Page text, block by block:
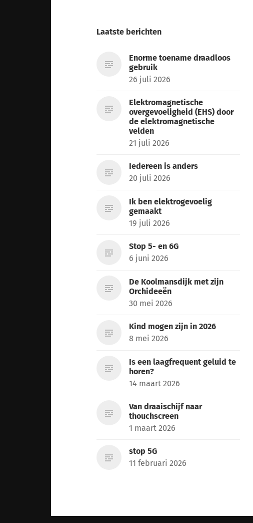
Laatste berichten
Enorme toename draadloos
gebruik
26 juli 2026
Elektromagnetische
overgevoeligheid (EHS) door
de elektromagnetische
velden
21 juli 2026
Iedereen is anders
20 juli 2026
Ik ben elektrogevoelig
gemaakt
19 juli 2026
Stop 5- en 6G
6 juni 2026
De Koolmansdijk met zijn
Orchideeën
30 mei 2026
Kind mogen zijn in 2026
8 mei 2026
Is een laagfrequent geluid te
horen?
14 maart 2026
Van draaischijf naar
thouchscreen
1 maart 2026
stop 5G
11 februari 2026